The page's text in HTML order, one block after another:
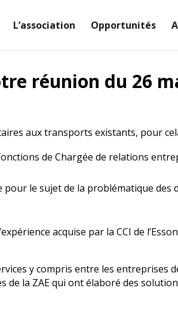
L’association Opportunités
réunion du 26
aux transports existants, pour
de Chargée de relations
pour le sujet de la problématique
acquise par la CCI de
y compris entre les entreprises
la ZAE qui ont élaboré des